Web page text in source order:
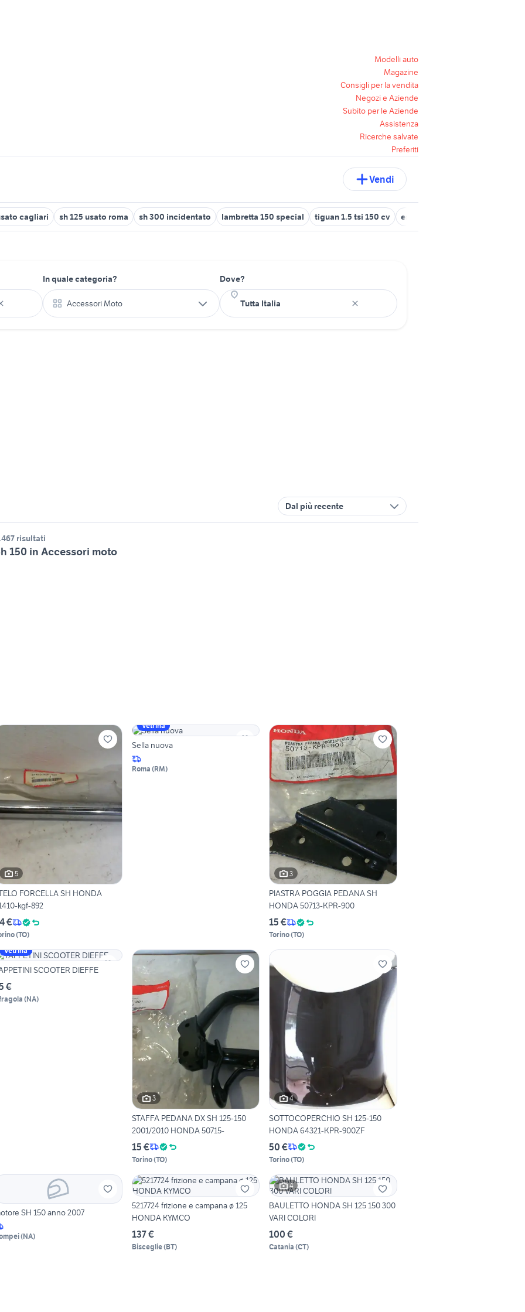
Modelli auto
Magazine
Consigli per la vendita
Negozi e Aziende
Subito per le Aziende
Assistenza
Ricerche salvate
Preferiti
Vendi
cagliari sh 125 usato roma sh 300 incidentato lambretta 150 special tiguan 1.5 tsi 150 cv escavatore 150 quintali usato
In quale categoria?
Accessori Moto
Dove?
Dal più recente
risultati
150 in Accessori moto
5
FORCELLA SH HONDA
kgf-892
€
(TO)
Vetrina
Sella nuova
Roma (RM)
3
PIASTRA POGGIA PEDANA SH
HONDA 50713-KPR-900
15 €
Torino(TO)
Vetrina
SCOOTER DIEFFE
€
(NA)
3
STAFFA PEDANA DX SH 125-150
2001/2010 HONDA 50715-
15 €
Torino(TO)
4
SOTTOCOPERCHIO SH 125-150
HONDA 64321-KPR-900ZF
50 €
Torino(TO)
SH 150 anno 2007
(NA)
5217724 frizione e campana ø 125
HONDA KYMCO
137 €
Bisceglie(BT)
4
BAULETTO HONDA SH 125 150 300
VARI COLORI
100 €
Catania (CT)